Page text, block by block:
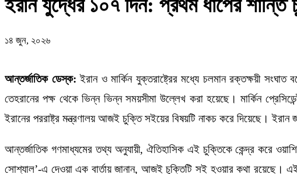
ইরান যুদ্ধের ১০৭ দিন: প্রথম ধাপের শান্তি
১৪ জুন, ২০২৬
আন্তর্জাতিক ডেস্ক: ইরান ও মার্কিন যুক্তরাষ্ট্রের মধ্যে চলমান রক্তক্ষয়ী
তেহরানের পক্ষ থেকে ভিন্ন ভিন্ন সময়সীমা উল্লেখ করা হয়েছে। মার্কিন
ইরানের পররাষ্ট্র মন্ত্রণালয় আজই চুক্তি সইয়ের বিষয়টি নাকচ করে দিয়েছে। ইরান
আন্তর্জাতিক গণমাধ্যমের তথ্য অনুযায়ী, ঐতিহাসিক এই চুক্তিকে কেন্দ্র করে
সোশ্যাল’-এ দেওয়া এক বার্তায় জানান, আজই চুক্তিটি সই হওয়ার কথা রয়েছে।